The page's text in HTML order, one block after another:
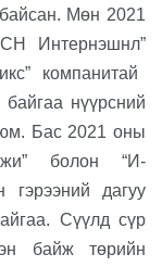
сан. Мөн 2021
Интернэшнл”
”компанитай
байгаа нүүрсний
. Бас 2021 оны
”болон“И-
гэрээний дагуу
йгаа. Сүүлд сүр
байж төрийн